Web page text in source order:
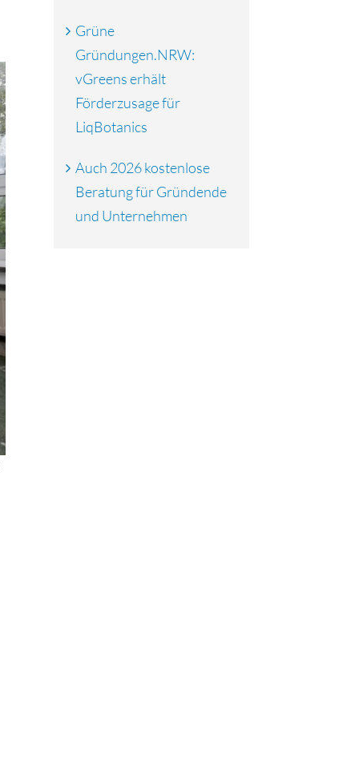
Grüne
Gründungen.NRW:
vGreens erhält
Förderzusage für
LiqBotanics
Auch 2026 kostenlose
Beratung für Gründende
und Unternehmen